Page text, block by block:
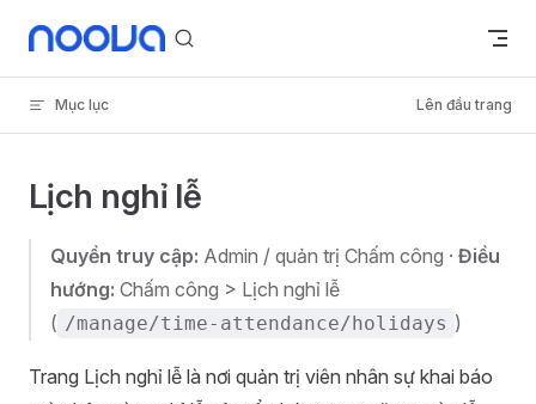
Skip to content
Mục lục Lên đầu trang
Lịch nghỉ lễ
Quyền truy cập: Admin / quản trị Chấm công · Điều
hướng: Chấm công > Lịch nghỉ lễ
( /manage/time-attendance/holidays )
Trang Lịch nghỉ lễ là nơi quản trị viên nhân sự khai báo